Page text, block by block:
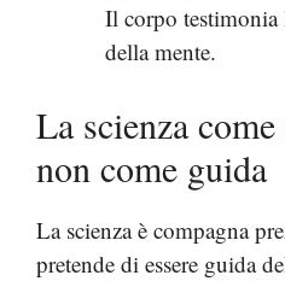
Il corpo
della mente.
La scienza
non come guida
La scienza è compagna
pretende di essere guida